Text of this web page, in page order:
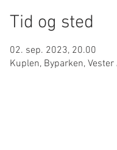
Tid og sted
02. sep. 2023, 20.00
Kuplen, Byparken,